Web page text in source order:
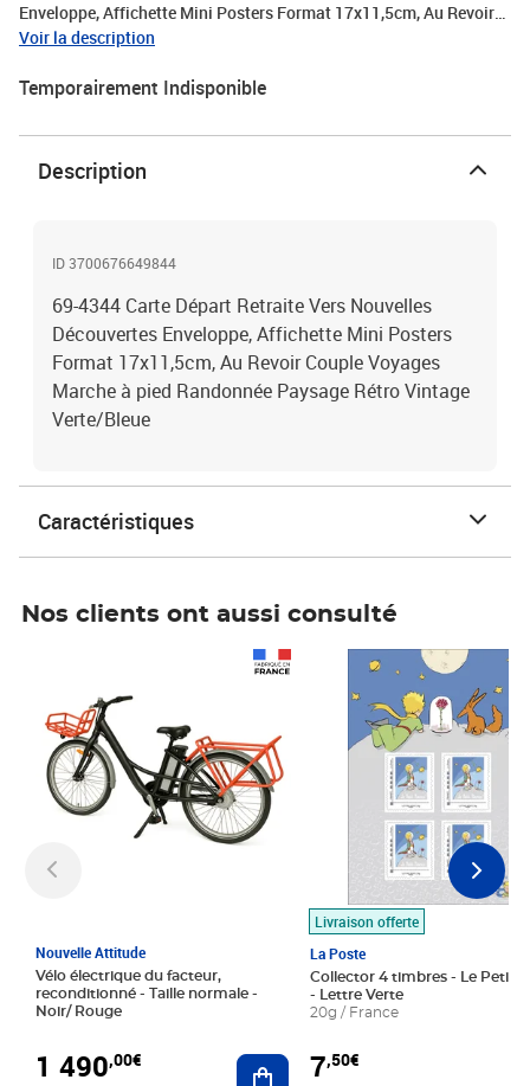
Enveloppe, Affichette Mini Posters Format 17x11,5cm, Au Revoir
Couple Voyages Marche à pied Randonnée Paysage Rétro Vintage
Voir la description
Temporairement Indisponible
Description
ID 3700676649844
69-4344 Carte Départ Retraite Vers Nouvelles
Découvertes Enveloppe, Affichette Mini Posters
Format 17x11,5cm, Au Revoir Couple Voyages
Marche à pied Randonnée Paysage Rétro Vintage
Verte/Bleue
Caractéristiques
Nos clients ont aussi consulté
Nouvelle Attitude
Vélo électrique du facteur,
reconditionné - Taille normale -
Noir/ Rouge
1 490,00€ Ajouter au panier
Livraison offerte
La Poste
Collector 4 timbres - Le Petit
- Lettre Verte
20g / France
7,50€
Prix 7,50€